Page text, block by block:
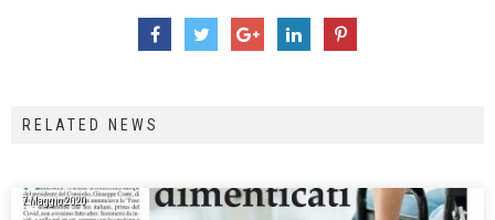
RELATED NEWS
7 Maggio 2020